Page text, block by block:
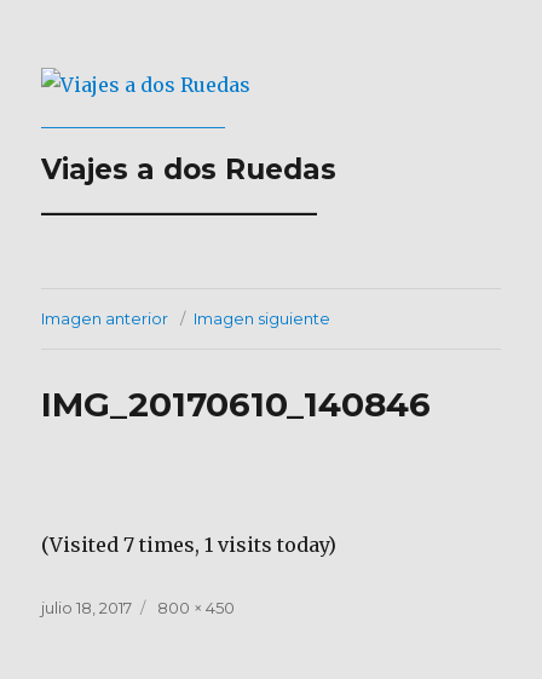
Viajes a dos Ruedas
___________________
Imagen anterior Imagen siguiente
IMG_20170610_140846
(Visited 7 times, 1 visits today)
Publicado
julio 18, 2017
Tamaño
800 × 450